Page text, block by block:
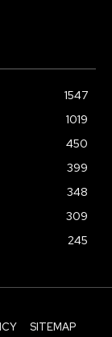
1547
1019
450
399
348
309
245
SITEMAP